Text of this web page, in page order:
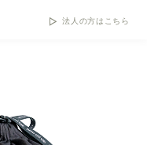
法人の方はこちら